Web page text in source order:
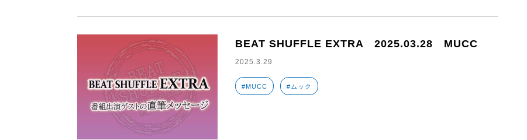
BEAT SHUFFLE EXTRA 2025.03.28 MUCC
2025.3.29
#MUCC #ムック